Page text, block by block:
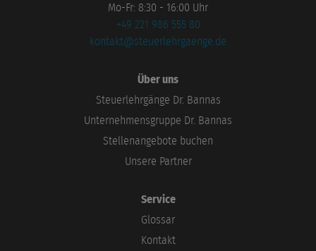
Mo-Fr: 8:30 - 16:00 Uhr
+49 221 986 555 80
kontakt@steuerlehrgaenge.de
Über uns
Steuerlehrgänge Dr. Bannas
Unternehmensgruppe Dr. Bannas
Stellenangebote buchen
Unsere Partner
Service
Glossar
Kontakt